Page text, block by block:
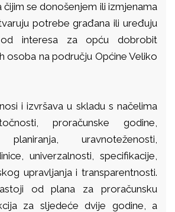
čijim se donošenjem ili izmjenama
potrebe građana ili uređuju
interesa za opću dobrobit
osoba na području Općine Veliko
i izvršava u skladu s načelima
proračunske godine,
planiranja, uravnoteženosti,
univerzalnosti, specifikacije,
upravljanja i transparentnosti.
od plana za proračunsku
za sljedeće dvije godine, a